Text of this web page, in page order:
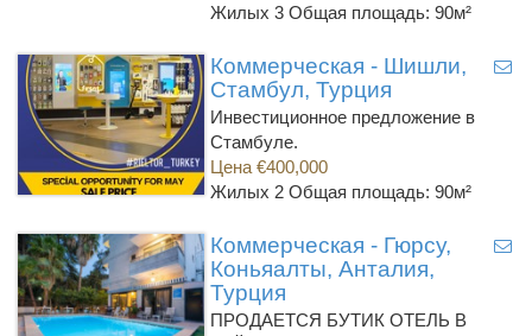
Жилых 3 Общая площадь: 90м²
Коммерческая - Шишли,
Стамбул, Турция
Инвестиционное предложение в
Стамбуле.
Цена €400,000
Жилых 2 Общая площадь: 90м²
Коммерческая - Гюрсу,
Коньяалты, Анталия,
Турция
ПРОДАЕТСЯ БУТИК ОТЕЛЬ В